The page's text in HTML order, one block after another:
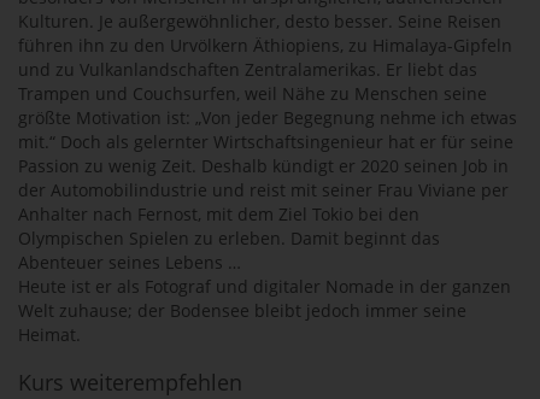
Kulturen. Je außergewöhnlicher, desto besser. Seine Reisen
führen ihn zu den Urvölkern Äthiopiens, zu Himalaya-Gipfeln
und zu Vulkanlandschaften Zentralamerikas. Er liebt das
Trampen und Couchsurfen, weil Nähe zu Menschen seine
größte Motivation ist: „Von jeder Begegnung nehme ich etwas
mit.“ Doch als gelernter Wirtschaftsingenieur hat er für seine
Passion zu wenig Zeit. Deshalb kündigt er 2020 seinen Job in
der Automobilindustrie und reist mit seiner Frau Viviane per
Anhalter nach Fernost, mit dem Ziel Tokio bei den
Olympischen Spielen zu erleben. Damit beginnt das
Abenteuer seines Lebens …
Heute ist er als Fotograf und digitaler Nomade in der ganzen
Welt zuhause; der Bodensee bleibt jedoch immer seine
Heimat.
Kurs weiterempfehlen